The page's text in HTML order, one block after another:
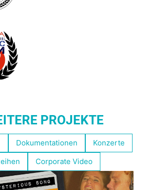
PROJEKTE
Dokumentationen
Konzerte
Corporate Video